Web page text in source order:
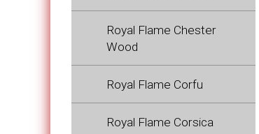
Royal Flame Chester
Wood
Royal Flame Corfu
Royal Flame Corsica